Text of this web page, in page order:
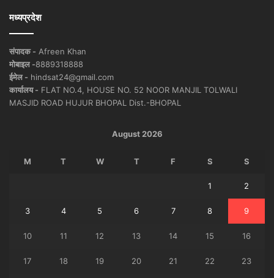
मध्यप्रदेश
संपादक - Afreen Khan
मोबाइल -8889318888
ईमेल - hindsat24@gmail.com
कार्यालय - FLAT NO.4, HOUSE NO. 52 NOOR MANJIL TOLWALI
MASJID ROAD HUJUR BHOPAL Dist.-BHOPAL
August 2026
M T W T F S S
1 2
3 4 5 6 7 8 9
10 11 12 13 14 15 16
17 18 19 20 21 22 23